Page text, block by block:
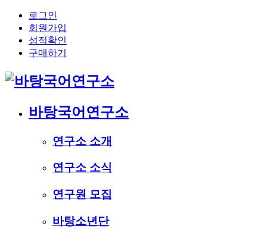
로그인
회원가입
성적확인
구매하기
바탕국어연구소
연구소 소개
연구소 소식
연구원 모집
바탕소년단